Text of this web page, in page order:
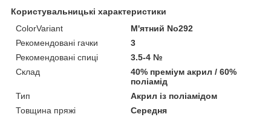
Користувальницькі характеристики
ColorVariant
М'ятний No292
Рекомендовані гачки
3
Рекомендовані спиці
3.5-4 №
Склад
40% преміум акрил / 60%
поліамід
Тип
Акрил із поліамідом
Товщина пряжі
Середня